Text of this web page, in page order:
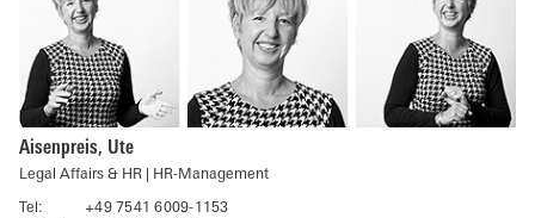
Aisenpreis, Ute
Legal Affairs & HR | HR-Management
Tel:
+49 7541 6009-1153